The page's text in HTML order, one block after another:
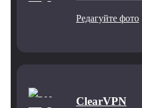
Редагуйте фото
ClearVPN